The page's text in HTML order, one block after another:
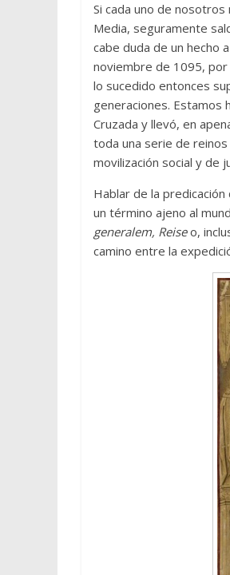
Si cada uno de
Media, seguramente
cabe duda de un hecho
noviembre de 1095,
lo sucedido entonces
generaciones. Estamos
Cruzada y llevó, en
toda una serie de
movilización social y de
Hablar de la
un término ajeno al
generalem, Reiseo,
camino entre la